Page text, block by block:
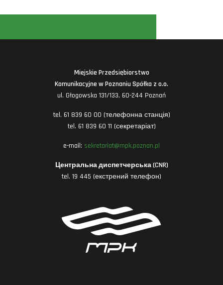
Miejskie Przedsiębiorstwo
Komunikacyjne w Poznaniu Spółka z o.o.
ul. Głogowska 131/133, 60-244 Poznań
tel. 61 839 60 00 (телефонна станція)
tel. 61 839 60 11 (секретаріат)
e-mail: sekretariat@mpk.poznan.pl
Центральна диспетчерська (CNR)
tel. 19 445 (екстрений телефон)